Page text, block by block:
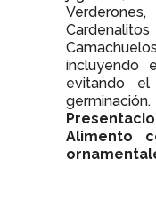
incluyendo
evitando
germinación.
Alimento